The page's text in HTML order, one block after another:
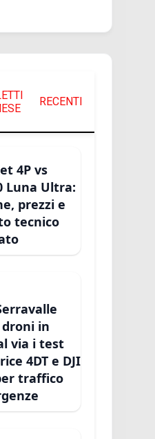
RECENTI
4P vs
Luna Ultra:
prezzi e
tecnico
in
via i test
4DT e DJI
traffico